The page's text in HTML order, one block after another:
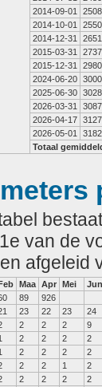
2014-09-01
2014-10-01
2014-12-31
2015-03-31
2015-12-31
2024-06-20
2025-06-30
2026-03-31
2026-04-17
2026-05-01
Totaal
van de
afgeleid
Maa Apr Mei Jun
89
926
23 22 23 24
2 2 2 9
2 2 2 2
2 2 2 2
2 2 1 2
2 2 2 2